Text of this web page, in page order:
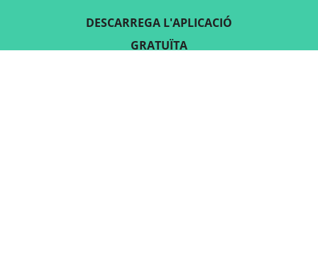
DESCARREGA L'APLICACIÓ
GRATUÏTA